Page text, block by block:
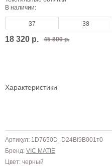
В наличии:
37 38
18 320 р. 45 800 р.
Характеристики
Артикул: 1D7650D_D24BI9B001т0
Бренд: VIC MATIE
Цвет: черный